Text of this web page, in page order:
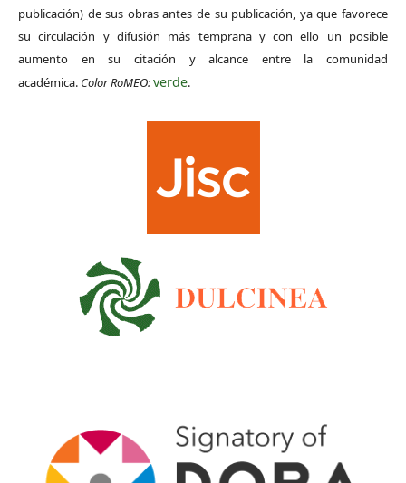
publicación) de sus obras antes de su publicación, ya que favorece
su circulación y difusión más temprana y con ello un posible
aumento en su citación y alcance entre la comunidad
académica. Color RoMEO:verde.